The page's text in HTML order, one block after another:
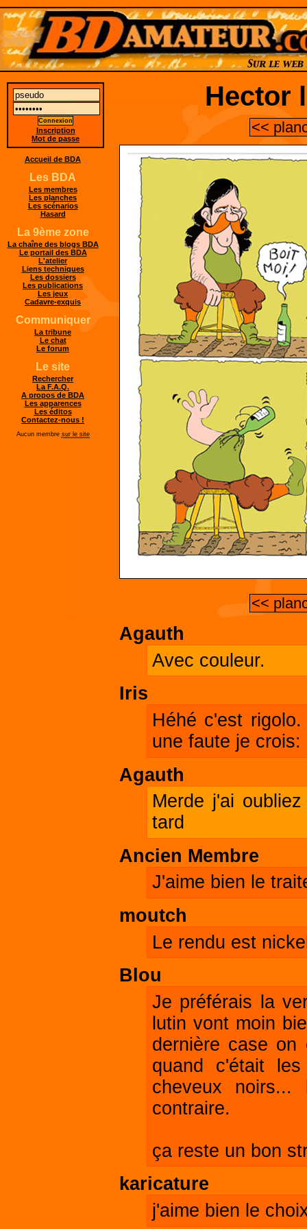
Hector
<<
<<
Agauth
Avec couleur.
Iris
Héhé c'est
une faute je
Agauth
Merde j'ai
tard
Ancien Membre
J'aime bien le
moutch
Le rendu est
Blou
Je préférais la
lutin vont moin
dernière case
quand c'était
cheveux
contraire.
ça reste un bon
karicature
j'aime bien le
Inscription
Mot de passe
Accueil de BDA
Les BDA
Les membres
Les planches
Les scénarios
Hasard
La 9ème zone
La chaîne des blogs BDA
Le portail des BDA
L'atelier
Liens techniques
Les dossiers
Les publications
Les jeux
Cadavre-exquis
Communiquer
La tribune
Le chat
Le forum
Le site
Rechercher
La F.A.Q.
A propos de BDA
Les apparences
Les éditos
Contactez-nous !
Aucun membre sur le site